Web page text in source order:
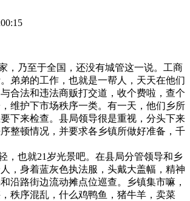
，乃至于全国，还没有城管这一说。工商
弟弟的工作，也就是一帮人，天天在他们
合法和违法商贩打交道，收个费啦，查个
维护下市场秩序一类。有一天，他们乡所
下来检查。县局领导很是重视，分头下来
整顿情况，并要求各乡镇所做好准备，千
，也就21岁光景吧。在县局分管领导和乡
，身着蓝灰色执法服，头戴大盖幅，精神
沿路街边流动摊点位巡查。乡镇集市嘛，
秩序混乱，什么鸡鸭鱼，猪牛羊，卖菜